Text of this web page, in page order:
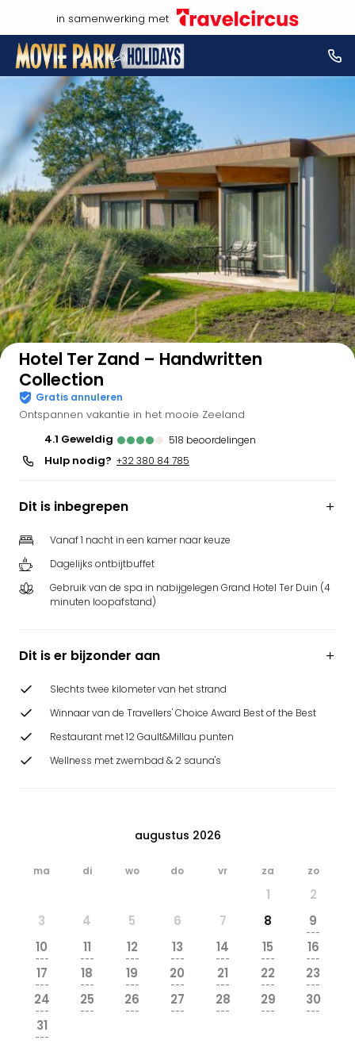
in samenwerking met
Bekijk op kaart
Hotel Ter Zand – Handwritten
Collection
Gratis annuleren
Ontspannen vakantie in het mooie Zeeland
4.1
geweldig 518 beoordelingen
Hulp nodig? +32 380 84 785
Dit is inbegrepen
Vanaf 1 nacht in een kamer naar keuze
Dagelijks ontbijtbuffet
Gebruik van de spa in nabijgelegen Grand Hotel Ter Duin (4
minuten loopafstand)
Dit is er bijzonder aan
Slechts twee kilometer van het strand
Winnaar van de Travellers' Choice Award Best of the Best
Restaurant met 12 Gault&Millau punten
Wellness met zwembad & 2 sauna's
augustus 2026
ma di wo do vr za zo
1
2
3
4 5 6 7 8 9
---
10
---
11
---
12
---
13
---
14
---
15
---
16
---
17
---
18
---
19
---
20
---
21
---
22
---
23
---
24
---
25
---
26
---
27
---
28
---
29
---
30
---
31
---